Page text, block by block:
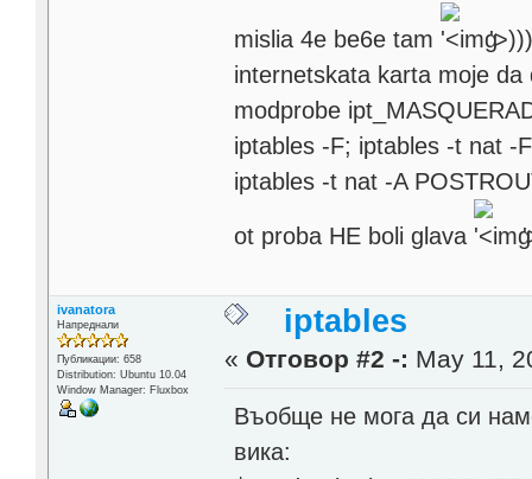
mislia 4e be6e tam '>
internetskata karta moje
modprobe
iptables -F; iptables -t nat -
iptables -t nat -A
ot proba HE boli glava
ivanatora
Напреднали
Публикации: 658
Distribution: Ubuntu 10.04
Window Manager: Fluxbox
iptables
« Отговор #2 -: May 11,
Въобще не мога да си
вика: